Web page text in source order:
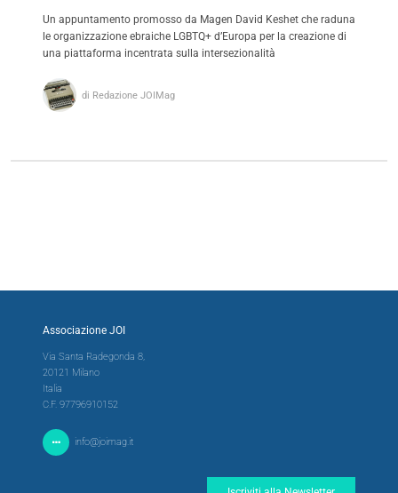
Un appuntamento promosso da Magen David Keshet che raduna
le organizzazione ebraiche LGBTQ+ d’Europa per la creazione di
una piattaforma incentrata sulla intersezionalità
di Redazione JOIMag
Associazione JOI
Via Santa Radegonda 8,
20121 Milano
Italia
C.F. 97796910152
info@joimag.it